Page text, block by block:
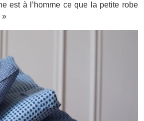
est à l’homme ce que la petite robe
»